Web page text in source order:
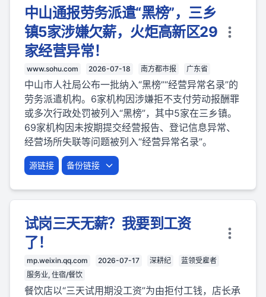
中山通报劳务派遣“黑榜”，三乡
镇5家涉嫌欠薪，火炬高新区29
家经营异常！
www.sohu.com 2026-07-18 南方都市报 广东省
中山市人社局公布一批纳入“黑榜”“经营异常名录”的
劳务派遣机构。6家机构因涉嫌拒不支付劳动报酬罪
或多次行政处罚被列入“黑榜”，其中5家在三乡镇。
69家机构因未按期提交经营报告、登记信息异常、
经营场所失联等问题被列入“经营异常名录”。
源链接 备份链接
试岗三天无薪？我要到工资
了！
mp.weixin.qq.com 2026-07-17 深耕纪
蓝领受雇者
服务业, 住宿/餐饮
餐饮店以“三天试用期没工资”为由拒付工钱，店长承